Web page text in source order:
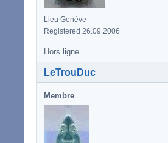
Lieu Genève
Registered 26.09.2006
Hors ligne
LeTrouDuc
Membre